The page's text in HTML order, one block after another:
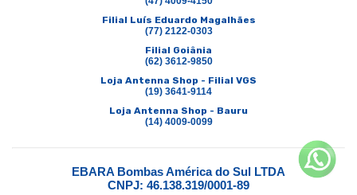
Filial Luís Eduardo Magalhães
(77) 2122-0303
Filial Goiânia
(62) 3612-9850
Loja Antenna Shop - Filial VGS
(19) 3641-9114
Loja Antenna Shop - Bauru
(14) 4009-0099
EBARA Bombas América do Sul LTDA
CNPJ: 46.138.319/0001-89